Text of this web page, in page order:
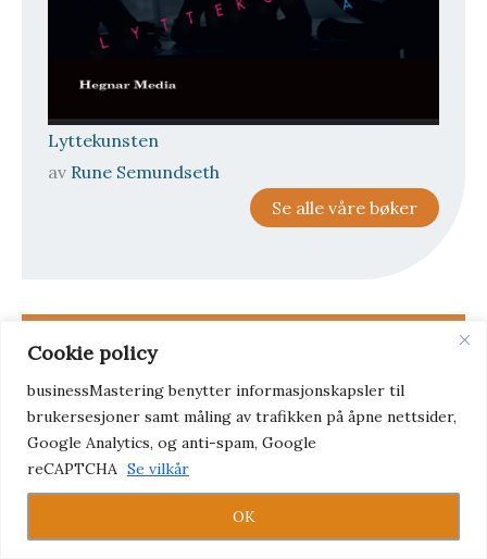
Cookie policy
businessMastering benytter informasjonskapsler til
brukersesjoner samt måling av trafikken på åpne nettsider,
Google Analytics, og anti-spam, Google
reCAPTCHA Se vilkår
OK
Lyttekunsten
av Rune Semundseth
Se alle våre bøker